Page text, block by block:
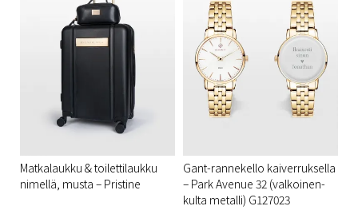
Matkalaukku & toilettilaukku
nimellä, musta – Pristine
Gant-rannekello kaiverruksella
– Park Avenue 32 (valkoinen-
kulta metalli) G127023